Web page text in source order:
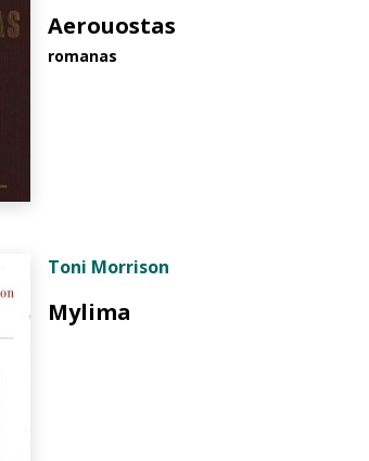
Aerouostas
romanas
Toni Morrison
Mylima